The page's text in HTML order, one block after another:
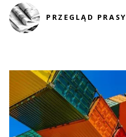
PRZEGLĄD PRASY